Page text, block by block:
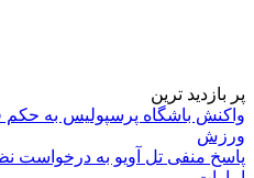
پر بازدید ترین
واکنش باشگاه پرسپولیس به حکم
ورزش
پاسخ منفی تل آویو به